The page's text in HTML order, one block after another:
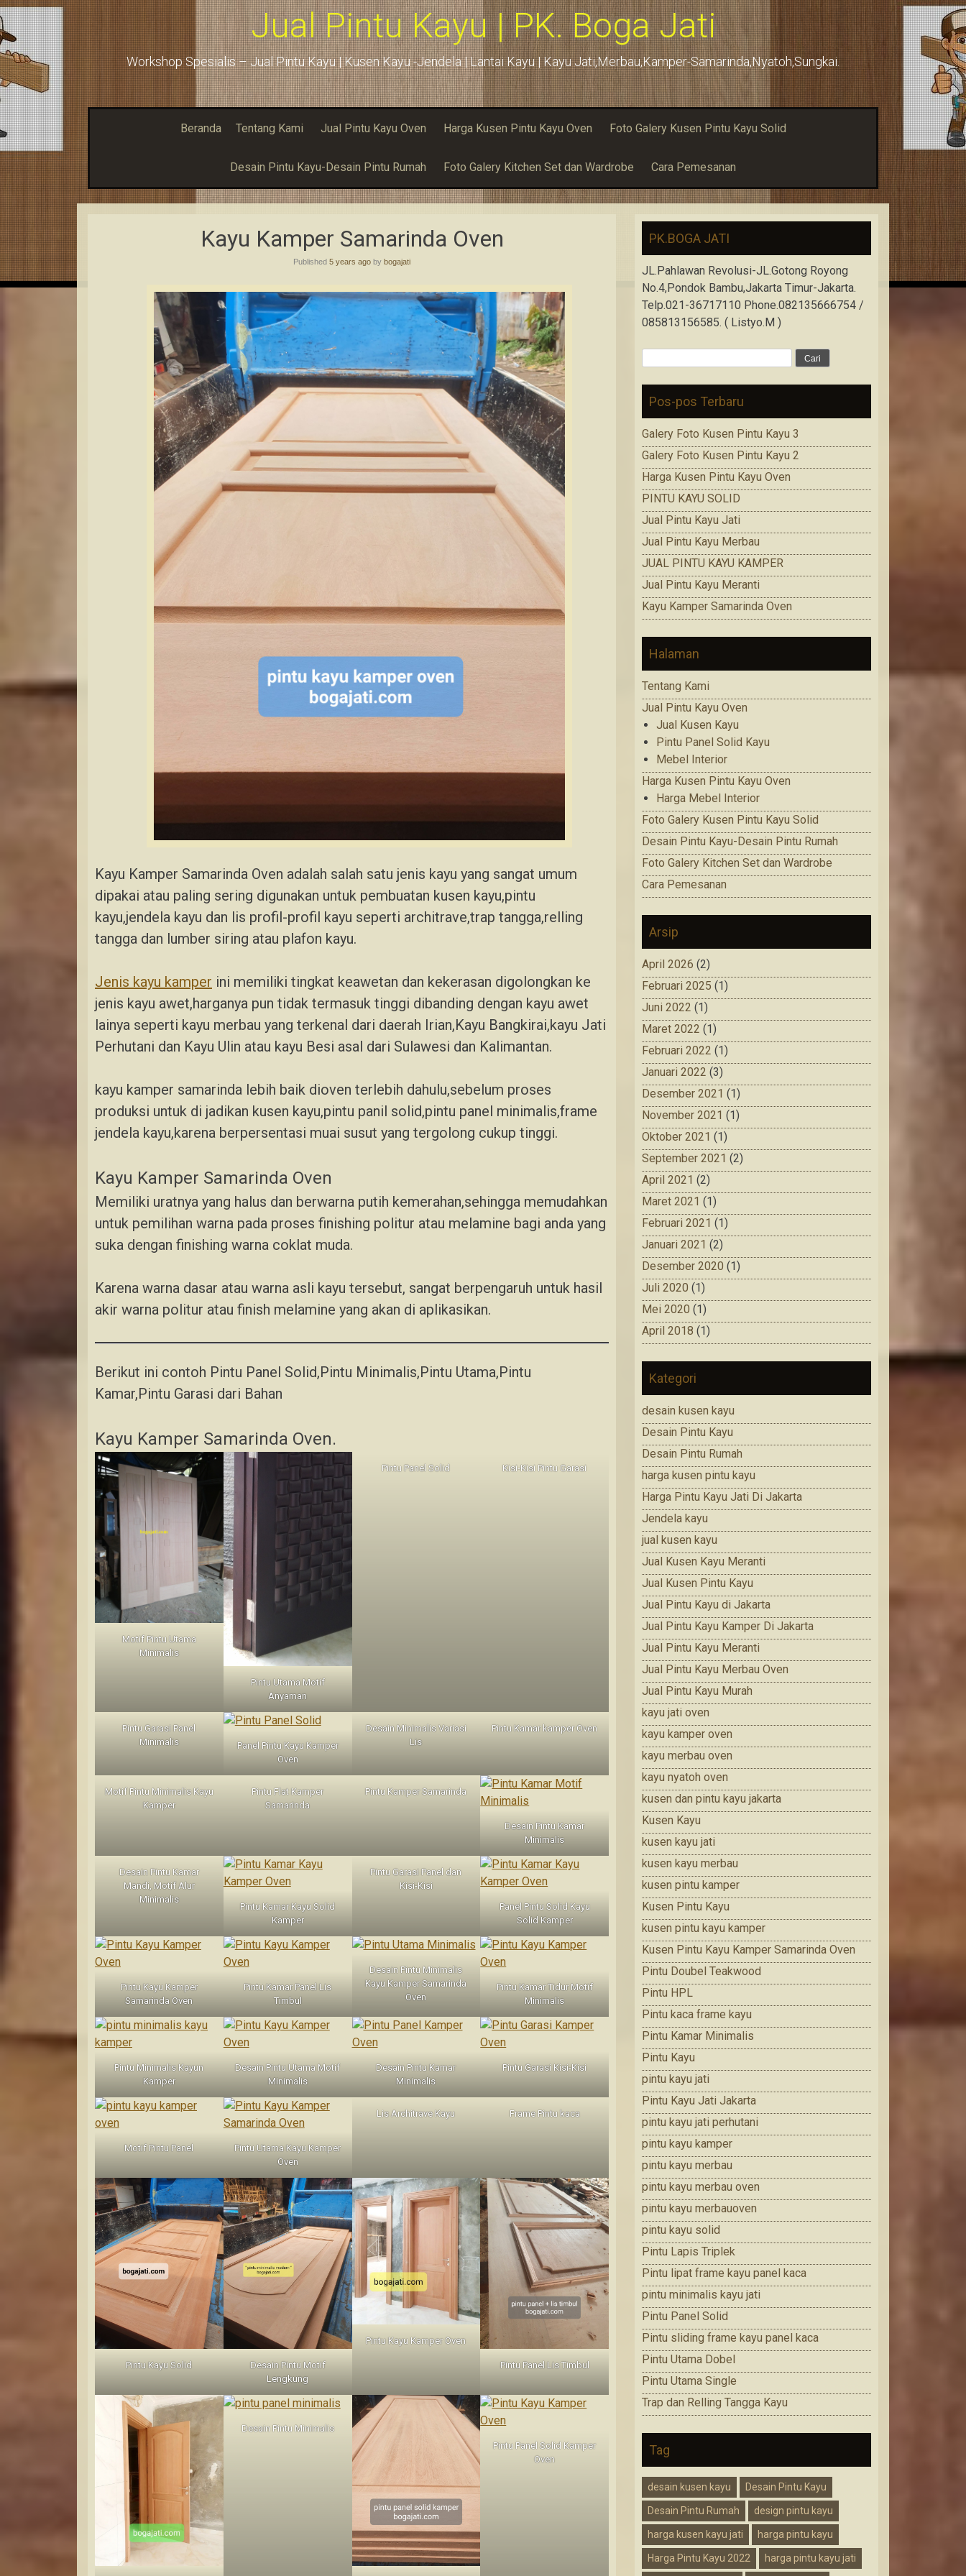
Jual Pintu Kayu | PK. Boga Jati
Workshop Spesialis – Jual Pintu Kayu | Kusen Kayu -Jendela | Lantai Kayu | Kayu Jati,Merbau,Kamper-Samarinda,Nyatoh,Sungkai.
Beranda Tentang Kami Jual Pintu Kayu Oven Harga Kusen Pintu Kayu Oven Foto Galery Kusen Pintu Kayu Solid
Desain Pintu Kayu-Desain Pintu Rumah Foto Galery Kitchen Set dan Wardrobe Cara Pemesanan
Kayu Kamper Samarinda Oven
Published 5 years ago by bogajati
Kayu Kamper Samarinda Oven adalah salah satu jenis kayu yang sangat umum
dipakai atau paling sering digunakan untuk pembuatan kusen kayu,pintu
kayu,jendela kayu dan lis profil-profil kayu seperti architrave,trap tangga,relling
tangga dan lumber siring atau plafon kayu.
Jenis kayu kamper ini memiliki tingkat keawetan dan kekerasan digolongkan ke
jenis kayu awet,harganya pun tidak termasuk tinggi dibanding dengan kayu awet
lainya seperti kayu merbau yang terkenal dari daerah Irian,Kayu Bangkirai,kayu Jati
Perhutani dan Kayu Ulin atau kayu Besi asal dari Sulawesi dan Kalimantan.
kayu kamper samarinda lebih baik dioven terlebih dahulu,sebelum proses
produksi untuk di jadikan kusen kayu,pintu panil solid,pintu panel minimalis,frame
jendela kayu,karena berpersentasi muai susut yang tergolong cukup tinggi.
Kayu Kamper Samarinda Oven
Memiliki uratnya yang halus dan berwarna putih kemerahan,sehingga memudahkan
untuk pemilihan warna pada proses finishing politur atau melamine bagi anda yang
suka dengan finishing warna coklat muda.
Karena warna dasar atau warna asli kayu tersebut, sangat berpengaruh untuk hasil
akir warna politur atau finish melamine yang akan di aplikasikan.
Berikut ini contoh Pintu Panel Solid,Pintu Minimalis,Pintu Utama,Pintu
Kamar,Pintu Garasi dari Bahan
Kayu Kamper Samarinda Oven.
Motif Pintu Utama
Minimalis
Pintu Utama Motif
Anyaman
Pintu Panel Solid Kisi-Kisi Pintu Garasi
Pintu Garasi Panel
Minimalis
Panel Pintu Kayu Kamper
Oven
Desain Minimalis Variasi
Lis
Pintu Kamar kamper Oven
Motif Pintu Minimalis Kayu
Kamper
Pintu Flat Kamper
Samarinda
Pintu Kamper Samarinda
Desain Pintu Kamar
Minimalis
Desain Pintu Kamar
Mandi, Motif Alur
Minimalis
Pintu Kamar Kayu Solid
Kamper
Pintu Garasi Panel dan
Kisi-Kisi
Panel Pintu Solid Kayu
Solid Kamper
Pintu Kayu Kamper
Samarinda Oven
Pintu Kamar Panel Lis
Timbul
Desain Pintu Minimalis
Kayu Kamper Samarinda
Oven
Pintu Kamar Tidur Motif
Minimalis
Pintu Minimalis Kayun
Kamper
Desain Pintu Utama Motif
Minimalis
Desain Pintu Kamar
Minimalis
Pintu Garasi Kisi-Kisi
Motif Pintu Panel
Pintu Utama Kayu Kamper
Oven
Lis Architrave Kayu Frame Pintu kaca
Pintu Kayu Solid
Desain Pintu Motif
Lengkung
Pintu Kayu Kamper Oven
Pintu Panel Lis Timbul
Desain Pintu Minimalis
Pintu Panel Solid Kamper
Oven
PK.BOGA JATI
JL.Pahlawan Revolusi-JL.Gotong Royong
No.4,Pondok Bambu,Jakarta Timur-Jakarta.
Telp.021-36717110 Phone.082135666754 /
085813156585. ( Listyo.M )
Pos-pos Terbaru
Galery Foto Kusen Pintu Kayu 3
Galery Foto Kusen Pintu Kayu 2
Harga Kusen Pintu Kayu Oven
PINTU KAYU SOLID
Jual Pintu Kayu Jati
Jual Pintu Kayu Merbau
JUAL PINTU KAYU KAMPER
Jual Pintu Kayu Meranti
Kayu Kamper Samarinda Oven
Halaman
Tentang Kami
Jual Pintu Kayu Oven
Jual Kusen Kayu
Pintu Panel Solid Kayu
Mebel Interior
Harga Kusen Pintu Kayu Oven
Harga Mebel Interior
Foto Galery Kusen Pintu Kayu Solid
Desain Pintu Kayu-Desain Pintu Rumah
Foto Galery Kitchen Set dan Wardrobe
Cara Pemesanan
Arsip
April 2026 (2)
Februari 2025 (1)
Juni 2022 (1)
Maret 2022 (1)
Februari 2022 (1)
Januari 2022 (3)
Desember 2021 (1)
November 2021 (1)
Oktober 2021 (1)
September 2021 (2)
April 2021 (2)
Maret 2021 (1)
Februari 2021 (1)
Januari 2021 (2)
Desember 2020 (1)
Juli 2020 (1)
Mei 2020 (1)
April 2018 (1)
Kategori
desain kusen kayu
Desain Pintu Kayu
Desain Pintu Rumah
harga kusen pintu kayu
Harga Pintu Kayu Jati Di Jakarta
Jendela kayu
jual kusen kayu
Jual Kusen Kayu Meranti
Jual Kusen Pintu Kayu
Jual Pintu Kayu di Jakarta
Jual Pintu Kayu Kamper Di Jakarta
Jual Pintu Kayu Meranti
Jual Pintu Kayu Merbau Oven
Jual Pintu Kayu Murah
kayu jati oven
kayu kamper oven
kayu merbau oven
kayu nyatoh oven
kusen dan pintu kayu jakarta
Kusen Kayu
kusen kayu jati
kusen kayu merbau
kusen pintu kamper
Kusen Pintu Kayu
kusen pintu kayu kamper
Kusen Pintu Kayu Kamper Samarinda Oven
Pintu Doubel Teakwood
Pintu HPL
Pintu kaca frame kayu
Pintu Kamar Minimalis
Pintu Kayu
pintu kayu jati
Pintu Kayu Jati Jakarta
pintu kayu jati perhutani
pintu kayu kamper
pintu kayu merbau
pintu kayu merbau oven
pintu kayu merbauoven
pintu kayu solid
Pintu Lapis Triplek
Pintu lipat frame kayu panel kaca
pintu minimalis kayu jati
Pintu Panel Solid
Pintu sliding frame kayu panel kaca
Pintu Utama Dobel
Pintu Utama Single
Trap dan Relling Tangga Kayu
Tag
desain kusen kayu Desain Pintu Kayu
Desain Pintu Rumah design pintu kayu
harga kusen kayu jati harga pintu kayu
Harga Pintu Kayu 2022 harga pintu kayu jati